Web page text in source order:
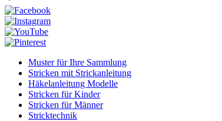
Muster für Ihre Sammlung
Stricken mit Strickanleitung
Häkelanleitung Modelle
Stricken für Kinder
Stricken für Männer
Stricktechnik